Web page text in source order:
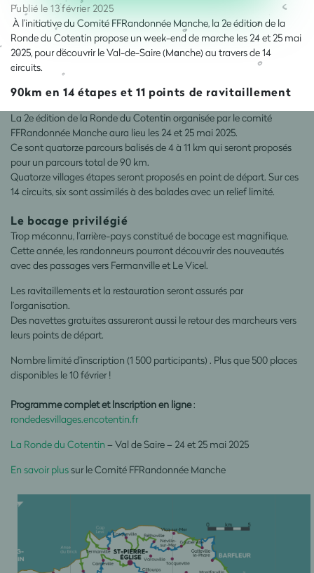
Publié le 13 février 2025
À l’initiative du Comité FFRandonnée Manche, la 2eédition de la
Ronde du Cotentin propose un week-end de marche les 24 et 25 mai
2025, pour découvrir le Val-de-Saire (Manche) au travers de 14
circuits.
90km en 14 étapes et 11 points de ravitaillement
La 2eédition de la Ronde du Cotentin organisée par le comité
FFRandonnée Manche aura lieu les 24 et 25 mai 2025.
Ce sont quatorze parcours balisés de 4 à 11 km qui seront proposés
pour un parcours total de 90 km.
Quatorze villages étapes seront proposés en point de départ. Sur ces
14 circuits, six sont assimilés à des balades avec un relief limité.
Le bocage privilégié
Trop méconnu, l’arrière-pays constitué de bocage est magnifique.
Cette année, les randonneurs pourront découvrir des nouveautés
avec des passages vers Fermanville et Le Vicel.
Les ravitaillements et la restauration seront assurés par
l’organisation.
Des navettes gratuites assureront aussi le retour des marcheurs vers
leurs points de départ.
Nombre limité d’inscription (1 500 participants) . Plus que 500 places
disponibles le 10 février !
Programme complet et Inscription en ligne:
rondedesvillages.encotentin.fr
La Ronde du Cotentin – Val de Saire – 24 et 25 mai 2025
En savoir plus sur le Comité FFRandonnée Manche